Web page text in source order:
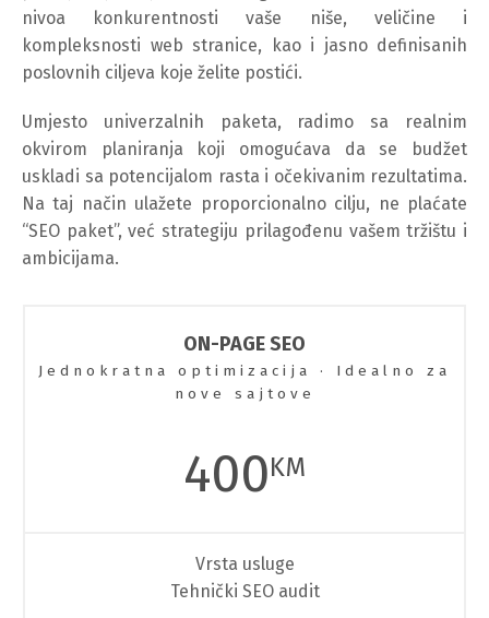
nivoa konkurentnosti vaše niše, veličine i
kompleksnosti web stranice, kao i jasno definisanih
poslovnih ciljeva koje želite postići.
Umjesto univerzalnih paketa, radimo sa realnim
okvirom planiranja koji omogućava da se budžet
uskladi sa potencijalom rasta i očekivanim rezultatima.
Na taj način ulažete proporcionalno cilju, ne plaćate
“SEO paket”, već strategiju prilagođenu vašem tržištu i
ambicijama.
ON-PAGE SEO
Jednokratna optimizacija · Idealno za
nove sajtove
400KM
Vrsta usluge
Tehnički SEO audit